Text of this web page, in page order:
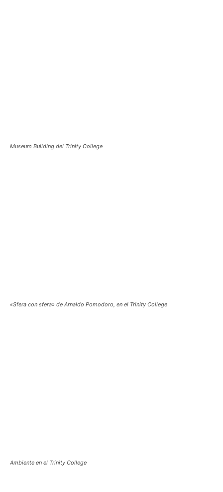
Museum Building del Trinity College
«Sfera con sfera» de Arnaldo Pomodoro, en el Trinity College
Ambiente en el Trinity College